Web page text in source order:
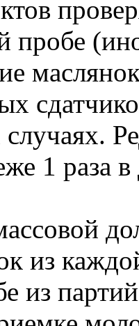
пробе
1 раза
из
из